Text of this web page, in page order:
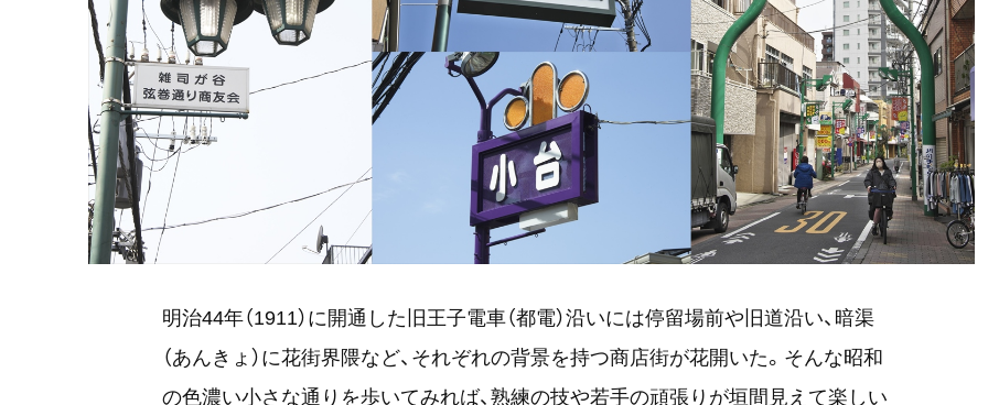
明治44年（1911）に開通した旧王子電車（都電）沿いには停留場前や旧道沿い、暗渠
（あんきょ）に花街界隈など、それぞれの背景を持つ商店街が花開いた。そんな昭和
の色濃い小さな通りを歩いてみれば、熟練の技や若手の頑張りが垣間見えて楽しい